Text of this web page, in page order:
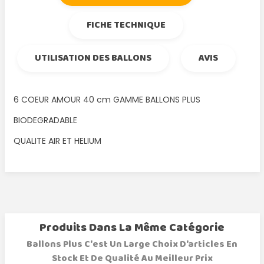
FICHE TECHNIQUE
UTILISATION DES BALLONS
AVIS
6 COEUR AMOUR 40 cm GAMME BALLONS PLUS
BIODEGRADABLE
QUALITE AIR ET HELIUM
Produits Dans La Même Catégorie
Ballons Plus C'est Un Large Choix D'articles En
Stock Et De Qualité Au Meilleur Prix